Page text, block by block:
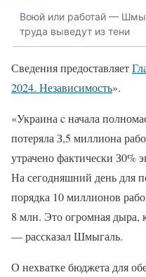
Воюй или работай —
труда выведут из тени
Сведения предоставляет
2024. Независимость».
«Украина c начала
потеряла З,5 миллиона
утрачено фактически З0%
На сегодняшний день для
порядка 10 миллионов
8 млн. Это огромная дыра,
— рассказал Шмыгаль.
О нехватке бюджета для